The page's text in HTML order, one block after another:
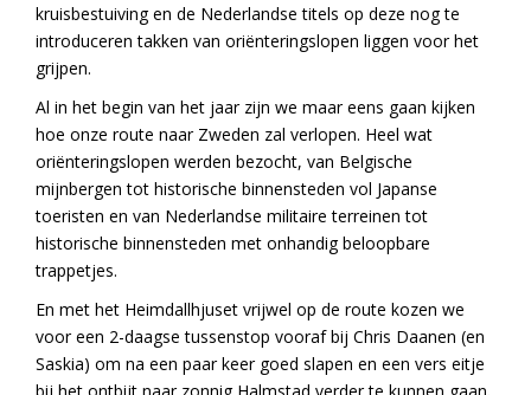
kruisbestuiving en de Nederlandse titels op deze nog te
introduceren takken van oriënteringslopen liggen voor het
grijpen.
Al in het begin van het jaar zijn we maar eens gaan kijken
hoe onze route naar Zweden zal verlopen. Heel wat
oriënteringslopen werden bezocht, van Belgische
mijnbergen tot historische binnensteden vol Japanse
toeristen en van Nederlandse militaire terreinen tot
historische binnensteden met onhandig beloopbare
trappetjes.
En met het Heimdallhjuset vrijwel op de route kozen we
voor een 2-daagse tussenstop vooraf bij Chris Daanen (en
Saskia) om na een paar keer goed slapen en een vers eitje